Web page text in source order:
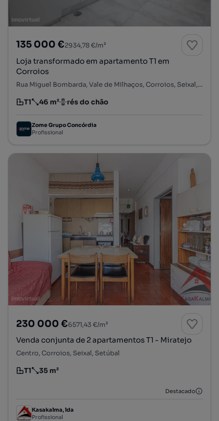
135 000 €2934,78 €/m²
Loja transformado em apartamento T1 em
Corroios
Rua Miguel Bombarda, Vale de Milhaços, Corroios, Seixal, Setúbal
Tipologia
T1
Preço por metro quadrado
46 m²
Andar rés do chão
Zome Grupo Concórdia
Profissional
230 000 €6571,43 €/m²
Venda conjunta de 2 apartamentos T1 - Miratejo
Centro, Corroios, Seixal, Setúbal
Tipologia
T1
Preço por metro quadrado
35 m²
Destacado
Kasakalma, lda
Profissional